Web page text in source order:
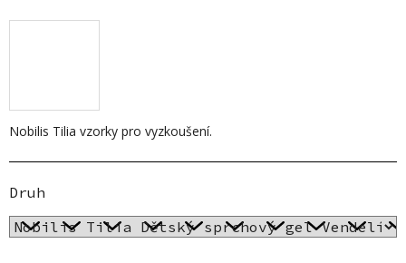
Nobilis Tilia vzorky pro vyzkoušení.
Druh